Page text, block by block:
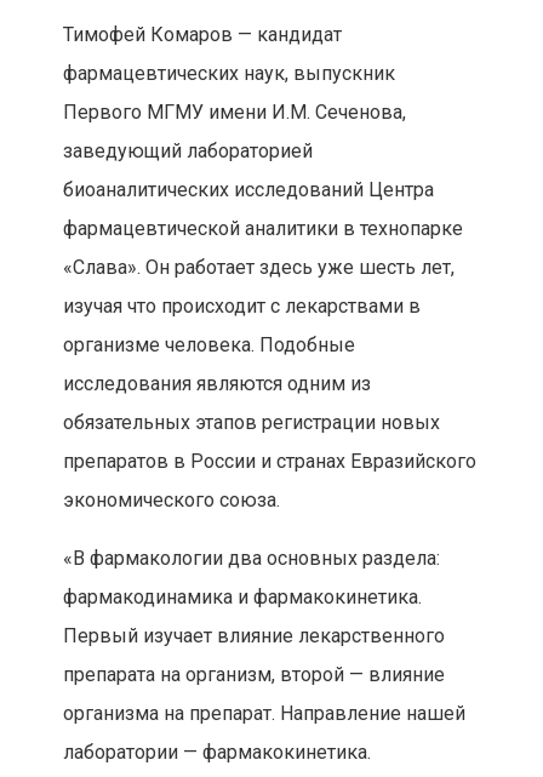
Тимофей Комаров — кандидат
фармацевтических наук, выпускник
Первого МГМУ имени И.М. Сеченова,
заведующий лабораторией
биоаналитических исследований Центра
фармацевтической аналитики в технопарке
«Слава». Он работает здесь уже шесть лет,
изучая что происходит с лекарствами в
организме человека. Подобные
исследования являются одним из
обязательных этапов регистрации новых
препаратов в России и странах Евразийского
экономического союза.
«В фармакологии два основных раздела:
фармакодинамика и фармакокинетика.
Первый изучает влияние лекарственного
препарата на организм, второй — влияние
организма на препарат. Направление нашей
лаборатории — фармакокинетика.